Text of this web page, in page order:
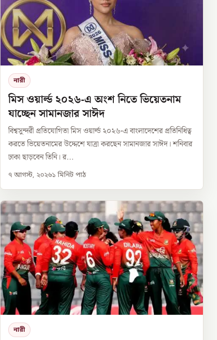
নারী
মিস ওয়ার্ল্ড ২০২৬-এ অংশ নিতে ভিয়েতনাম
যাচ্ছেন সামানজার সাঈদ
বিশ্বসুন্দরী প্রতিযোগিতা মিস ওয়ার্ল্ড ২০২৬-এ বাংলাদেশের প্রতিনিধিত্ব
করতে ভিয়েতনামের উদ্দেশে যাত্রা করছেন সামানজার সাঈদ। শনিবার
ঢাকা ছাড়বেন তিনি। র...
৭ আগস্ট, ২০২৬১ মিনিট পাঠ
নারী